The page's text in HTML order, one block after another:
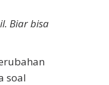
Biar bisa
soal